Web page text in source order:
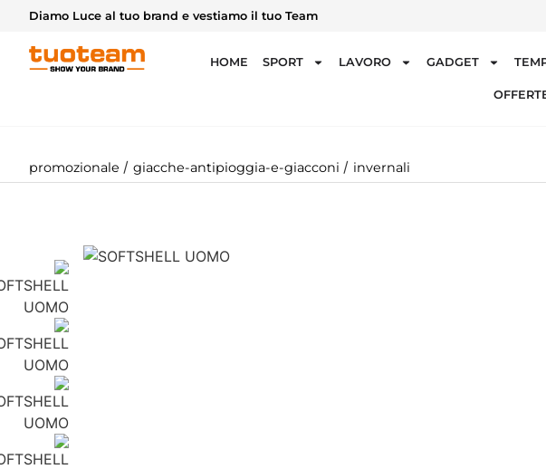
Diamo Luce al tuo brand e vestiamo il tuo Team
HOME SPORT LAVORO GADGET
promozionale / giacche-antipioggia-e-giacconi / invernali